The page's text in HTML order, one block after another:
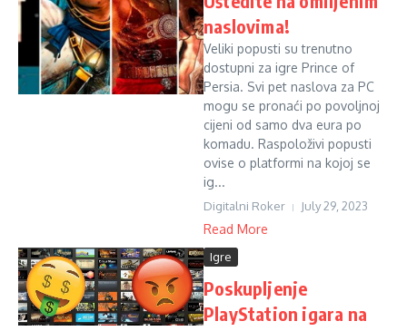
naslovima!
Veliki popusti su trenutno
dostupni za igre Prince of
Persia. Svi pet naslova za PC
mogu se pronaći po povoljnoj
cijeni od samo dva eura po
komadu. Raspoloživi popusti
ovise o platformi na kojoj se
ig...
Digitalni Roker July 29, 2023
Read More
Igre
Poskupljenje
PlayStation igara na